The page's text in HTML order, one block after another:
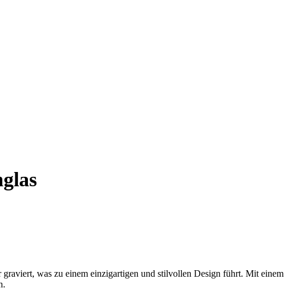
was zu einem einzigartigen und stilvollen Design führt. Mit einem